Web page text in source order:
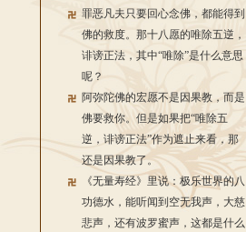
罪恶凡夫只要回心念佛，都能得到
佛的救度。那十八愿的唯除五逆，
诽谤正法，其中“唯除”是什么意思
呢？
阿弥陀佛的宏愿不是因果教，而是
佛要救你。但是如果把“唯除五
逆，诽谤正法”作为遮止来看，那
还是因果教了。
《无量寿经》里说：极乐世界的八
功德水，能听闻到空无我声，大慈
悲声，还有波罗蜜声，这都是什么